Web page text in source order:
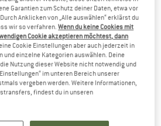
30%
CASTELLI
Veloeinteiler
Garantien zum Schutz deiner Daten, etwa vor
Anklicken von „Alle auswählen“ erklärst du
wir so verfahren.Wenn du keine Cookies mit
Cookie akzeptieren möchtest, dann
Cookie Einstellungen aber auch jederzeit in
und einzelne Kategorien auswählen. Deine
Nutzung dieser Website nicht notwendig und
im unteren Bereich unserer
vergeben werden. Weitere Informationen,
findest du in unseren